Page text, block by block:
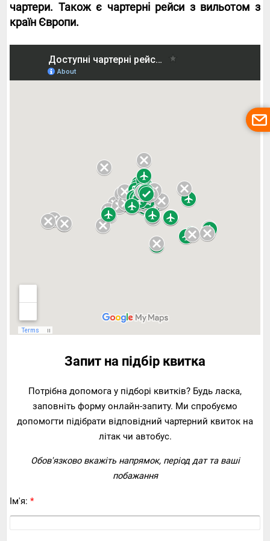
чартери. Також є чартерні рейси з вильотом з
країн Європи.
Запит на підбір квитка
Потрібна допомога у підборі квитків? Будь ласка,
заповніть форму онлайн-запиту. Ми спробуємо
допомогти підібрати відповідний чартерний квиток на
літак чи автобус.
Обов'язково вкажіть напрямок, період дат та ваші
побажання
Ім'я: *